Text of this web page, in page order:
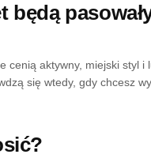
będą
cenią aktywny, miejski styl i
się wtedy, gdy chcesz